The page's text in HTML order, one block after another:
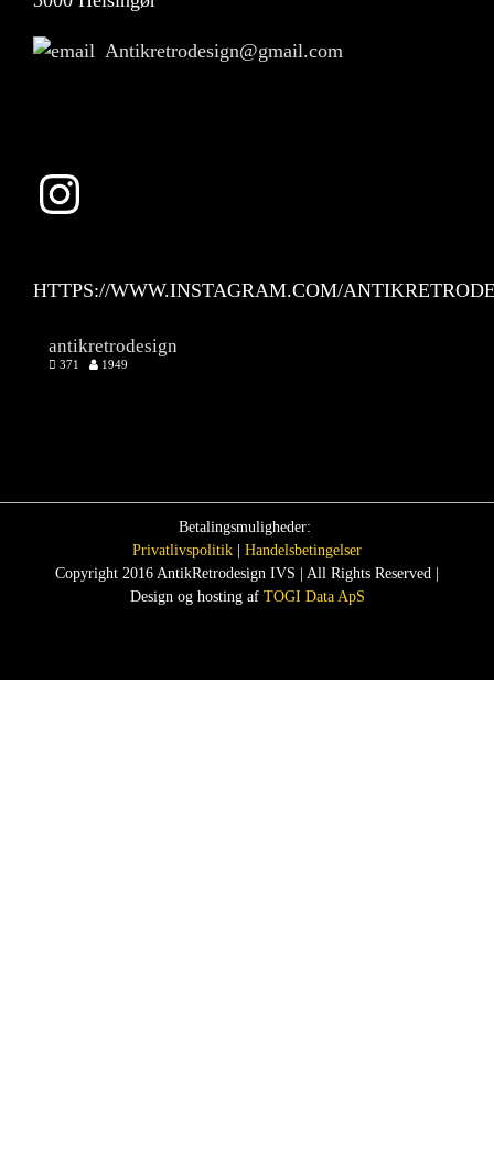
Antikretrodesign@gmail.com
HTTPS://WWW.INSTAGRAM.COM/
antikretrodesign
371 1949
Betalingsmuligheder:
Privatlivspolitik
Handelsbetingelser
Copyright 2016 AntikRetrodesign IVS | All Rights Reserved |
Design og hosting af TOGI Data ApS